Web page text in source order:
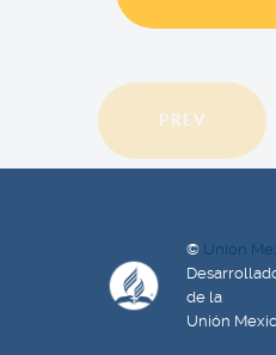
PREV
© Unión
de la
Unión